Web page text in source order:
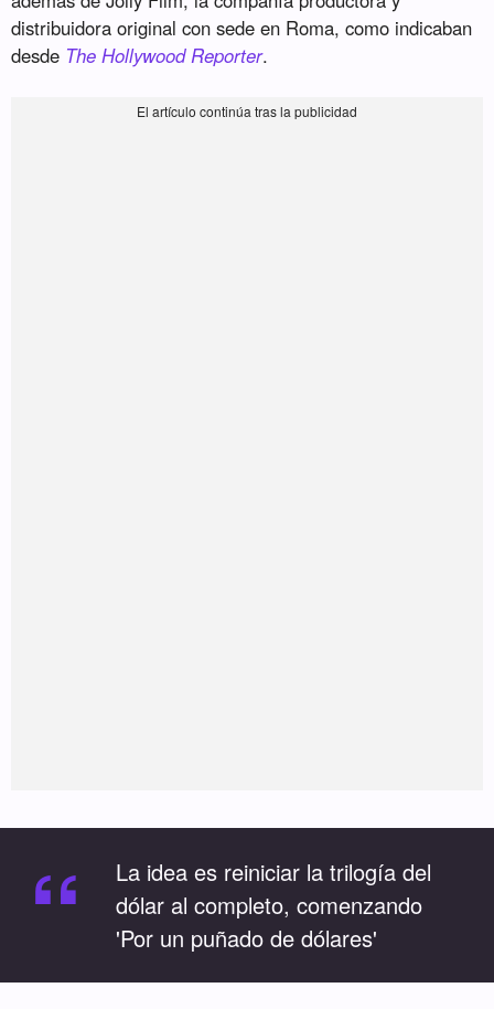
distribuidora original con sede en Roma, como indicaban
desde The Hollywood Reporter.
“
La idea es reiniciar la trilogía del
dólar al completo, comenzando
'Por un puñado de dólares'